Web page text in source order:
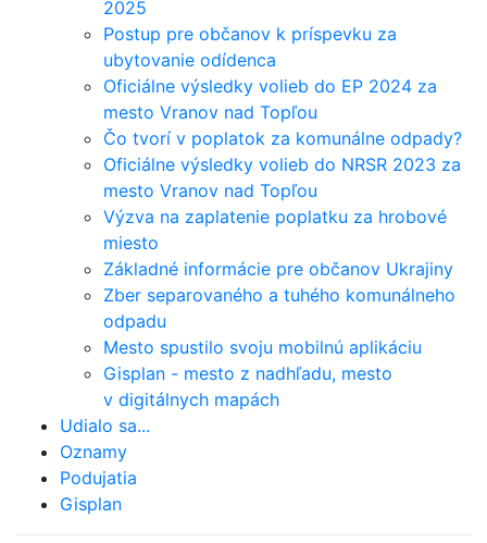
2025
Postup pre občanov k príspevku za
ubytovanie odídenca
Oficiálne výsledky volieb do EP 2024 za
mesto Vranov nad Topľou
Čo tvorí v poplatok za komunálne odpady?
Oficiálne výsledky volieb do NRSR 2023 za
mesto Vranov nad Topľou
Výzva na zaplatenie poplatku za hrobové
miesto
Základné informácie pre občanov Ukrajiny
Zber separovaného a tuhého komunálneho
odpadu
Mesto spustilo svoju mobilnú aplikáciu
Gisplan - mesto z nadhľadu, mesto
v digitálnych mapách
Udialo sa...
Oznamy
Podujatia
Gisplan